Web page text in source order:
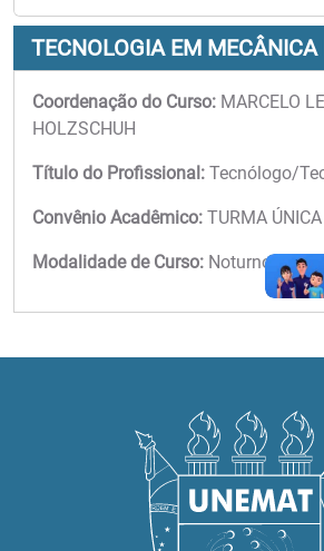
TECNOLOGIA EM MECÂNICA
Coordenação do Curso: MARCELO
HOLZSCHUH
Título do Profissional: Tecnólogo/
Convênio Acadêmico: TURMA ÚNICA
Modalidade de Curso: Noturno